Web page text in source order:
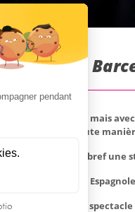
soir à
toujours cool, mais
Barcelone. De toute
exotique (bref
à l'heure
profiter du spectacle